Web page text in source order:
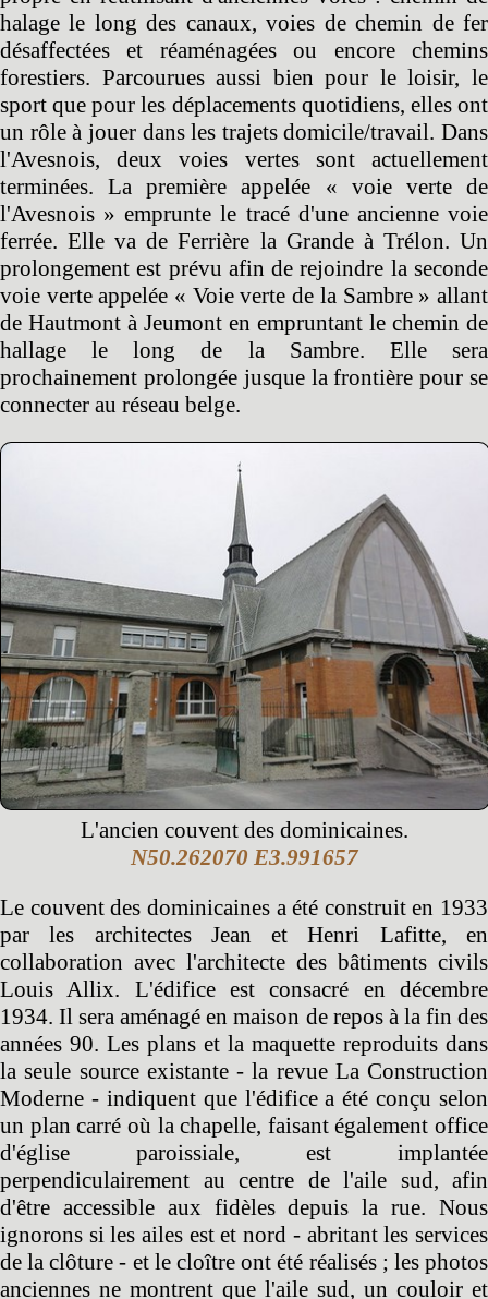
halage le long des canaux, voies de chemin de fer
désaffectées et réaménagées ou encore chemins
forestiers. Parcourues aussi bien pour le loisir, le
sport que pour les déplacements quotidiens, elles ont
un rôle à jouer dans les trajets domicile/travail. Dans
l'Avesnois, deux voies vertes sont actuellement
terminées. La première appelée « voie verte de
l'Avesnois » emprunte le tracé d'une ancienne voie
ferrée. Elle va de Ferrière la Grande à Trélon. Un
prolongement est prévu afin de rejoindre la seconde
voie verte appelée « Voie verte de la Sambre » allant
de Hautmont à Jeumont en empruntant le chemin de
hallage le long de la Sambre. Elle sera
prochainement prolongée jusque la frontière pour se
connecter au réseau belge.
L'ancien couvent des dominicaines.
N50.262070 E3.991657
Le couvent des dominicaines a été construit en 1933
par les architectes Jean et Henri Lafitte, en
collaboration avec l'architecte des bâtiments civils
Louis Allix. L'édifice est consacré en décembre
1934. Il sera aménagé en maison de repos à la fin des
années 90. Les plans et la maquette reproduits dans
la seule source existante - la revue La Construction
Moderne - indiquent que l'édifice a été conçu selon
un plan carré où la chapelle, faisant également office
d'église paroissiale, est implantée
perpendiculairement au centre de l'aile sud, afin
d'être accessible aux fidèles depuis la rue. Nous
ignorons si les ailes est et nord - abritant les services
de la clôture - et le cloître ont été réalisés ; les photos
anciennes ne montrent que l'aile sud, un couloir et